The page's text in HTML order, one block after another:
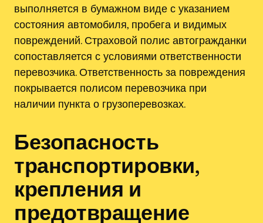
выполняется в бумажном виде с указанием
состояния автомобиля, пробега и видимых
повреждений. Страховой полис автогражданки
сопоставляется с условиями ответственности
перевозчика. Ответственность за повреждения
покрывается полисом перевозчика при
наличии пункта о грузоперевозках.
Безопасность
транспортировки,
крепления и
предотвращение